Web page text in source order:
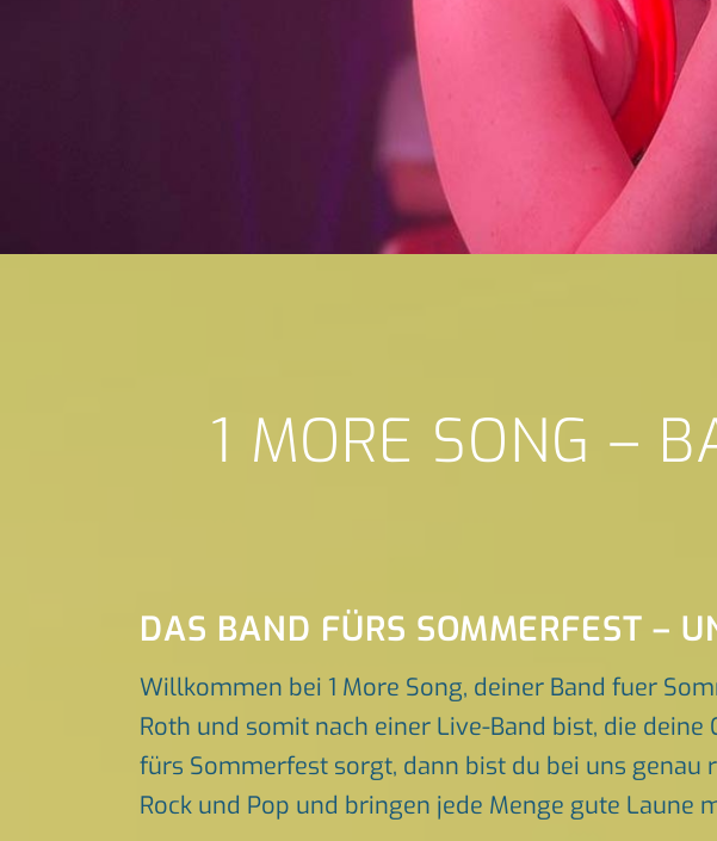
1 MORE SONG –
DAS BAND FÜRS SOMMERFEST –
Willkommen bei 1 More Song, deiner Band fuer
Roth und somit nach einer Live-Band bist, die
fürs Sommerfest sorgt, dann bist du bei uns genau
Rock und Pop und bringen jede Menge gute Laune